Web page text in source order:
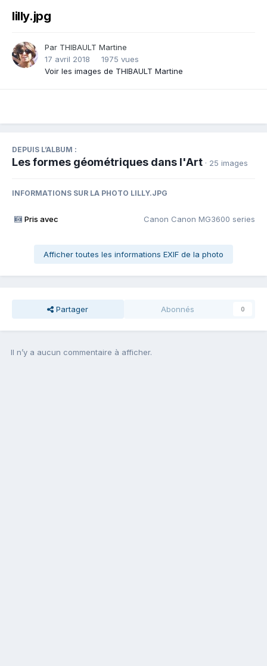
lilly.jpg
Par THIBAULT Martine
17 avril 2018
1975 vues
Voir les images de THIBAULT Martine
DEPUIS L’ALBUM :
Les formes géométriques dans l'Art · 25 images
INFORMATIONS SUR LA PHOTO LILLY.JPG
Pris avec Canon Canon MG3600 series
Afficher toutes les informations EXIF de la photo
Partager Abonnés 0
Il n’y a aucun commentaire à afficher.